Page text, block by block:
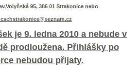
95, 386 01 Strakonice nebo
je 9. ledna 2010 a nebude v
prodloužena. Přihlášky po
nebudou přijaty.